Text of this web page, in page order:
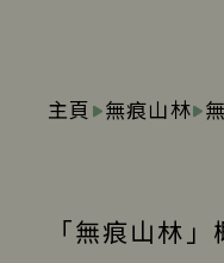
主頁 無痕山林
「無痕山林